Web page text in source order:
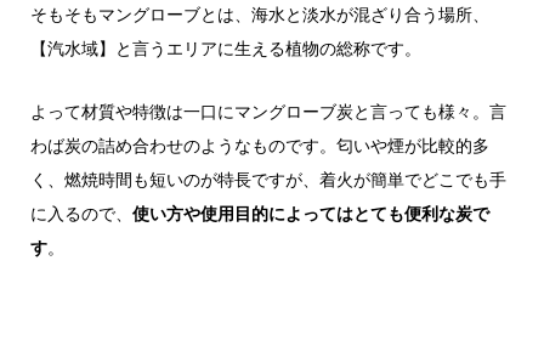
そもそもマングローブとは、海水と淡水が混ざり合う場所、
【汽水域】と言うエリアに生える植物の総称です。
よって材質や特徴は一口にマングローブ炭と言っても様々。言
わば炭の詰め合わせのようなものです。匂いや煙が比較的多
く、燃焼時間も短いのが特長ですが、着火が簡単でどこでも手
に入るので、 使い方や使用目的によってはとても便利な炭で
す。